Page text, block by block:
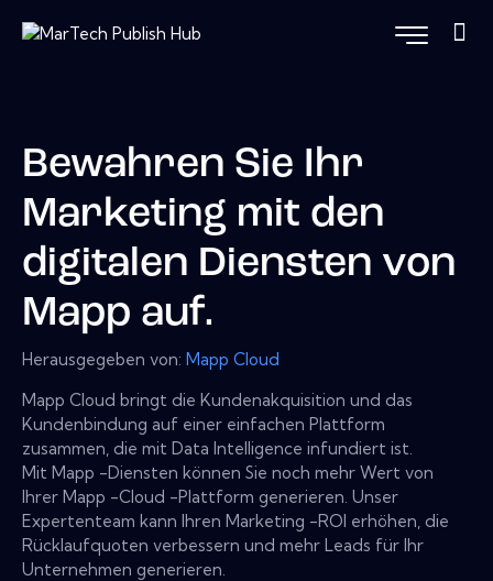
Bewahren Sie Ihr
Marketing mit den
digitalen Diensten von
Mapp auf.
Herausgegeben von: Mapp Cloud
Mapp Cloud bringt die Kundenakquisition und das
Kundenbindung auf einer einfachen Plattform
zusammen, die mit Data Intelligence infundiert ist.
Mit Mapp -Diensten können Sie noch mehr Wert von
Ihrer Mapp -Cloud -Plattform generieren. Unser
Expertenteam kann Ihren Marketing -ROI erhöhen, die
Rücklaufquoten verbessern und mehr Leads für Ihr
Unternehmen generieren.